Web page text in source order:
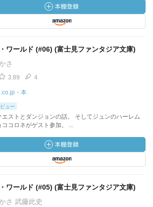
ワールド (#06) (富士見ファンタジア文庫)
さ
3.89 4
・本
ュー
エストとダンジョンの話。 そしてジュンのハーレム
ココロネがゲスト参加。 ...
ワールド (#05) (富士見ファンタジア文庫)
さ 武藤此史